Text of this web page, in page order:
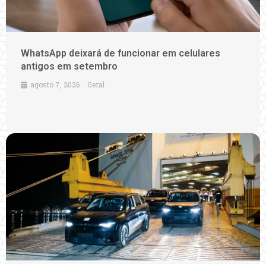
WhatsApp deixará de funcionar em celulares
antigos em setembro
agosto 7, 2026 Geral